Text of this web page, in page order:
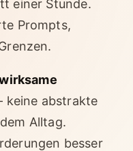
einer Stunde.
Prompts,
keine abstrakte
Alltag.
besser